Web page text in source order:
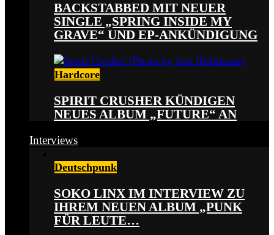
BACKSTABBED MIT NEUER
SINGLE „SPRING INSIDE MY
GRAVE“ UND EP-ANKÜNDIGUNG
Hardcore
SPIRIT CRUSHER KÜNDIGEN
NEUES ALBUM „FUTURE“ AN
Interviews
Deutschpunk
SOKO LINX IM INTERVIEW ZU
IHREM NEUEN ALBUM „PUNK
FÜR LEUTE…